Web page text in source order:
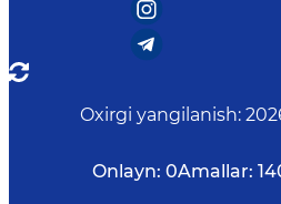
Oxirgi yangilanish:
Onlayn: 0Amallar: